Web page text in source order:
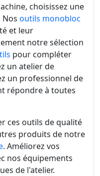
choisissez une
Nos outils monobloc
et leur
notre sélection
pour compléter
un atelier de
un professionnel de
répondre à toutes
ces outils de qualité
produits de notre
. Améliorez vos
nos équipements
de l'atelier.